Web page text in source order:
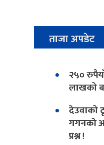
ताजा अपडेट
२५०
लाखको
देउवाको
गगनको
प्रश्न !